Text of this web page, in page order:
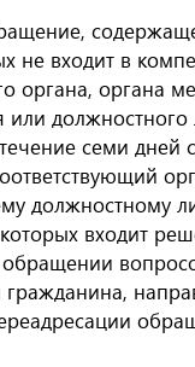
не входит в
органа, органа
или должностного
семи дней
должностному
входит